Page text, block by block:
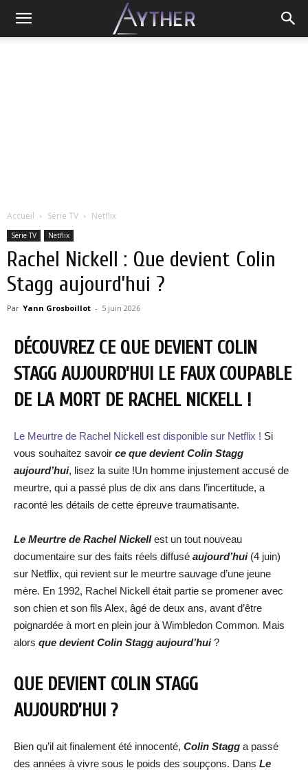
Accueil Série TV Netflix
Série TV Netflix
Rachel Nickell : Que devient Colin
Stagg aujourd’hui ?
Par Yann Grosboillot - 5 juin 2026
DÉCOUVREZ CE QUE DEVIENT COLIN
STAGG AUJOURD’HUI LE FAUX COUPABLE
DE LA MORT DE RACHEL NICKELL !
Le Meurtre de Rachel Nickell est disponible sur Netflix ! Si
vous souhaitez savoir ce que devient Colin Stagg
aujourd’hui, lisez la suite !Un homme injustement accusé de
meurtre, qui a passé plus de dix ans dans l’incertitude, a
raconté les détails de cette épreuve traumatisante.
Le Meurtre de Rachel Nickellest un tout nouveau
documentaire sur des faits réels diffusé aujourd’hui (4 juin)
sur Netflix, qui revient sur le meurtre sauvage d’une jeune
mère. En 1992, Rachel Nickell était partie se promener avec
son chien et son fils Alex, âgé de deux ans, avant d’être
poignardée à mort en plein jour à Wimbledon Common. Mais
alors que devient Colin Stagg aujourd’hui?
QUE DEVIENT COLIN STAGG
AUJOURD’HUI ?
Bien qu’il ait finalement été innocenté, Colin Stagg a passé
des années à vivre sous le poids des soupçons. Dans Le